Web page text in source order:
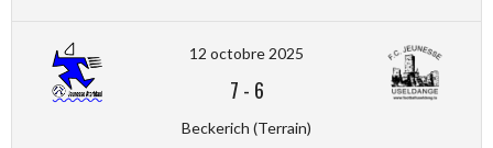
12 octobre 2025
7 - 6
Beckerich (Terrain)